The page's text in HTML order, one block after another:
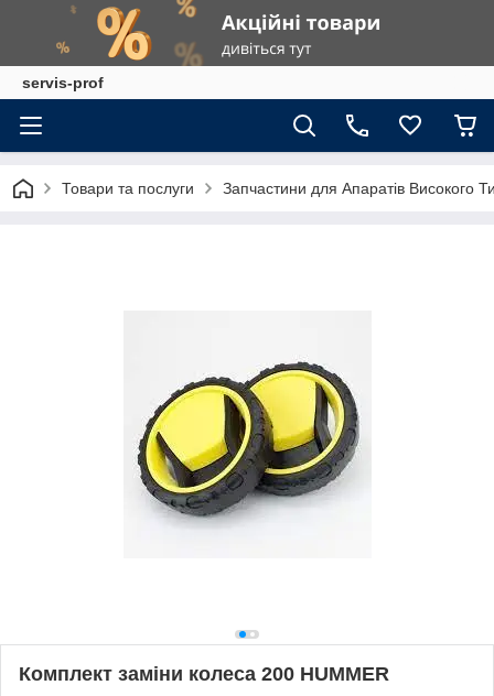
servis-prof
Товари та послуги Запчастини для Апаратів Високого
Комплект заміни колеса 200 HUMMER